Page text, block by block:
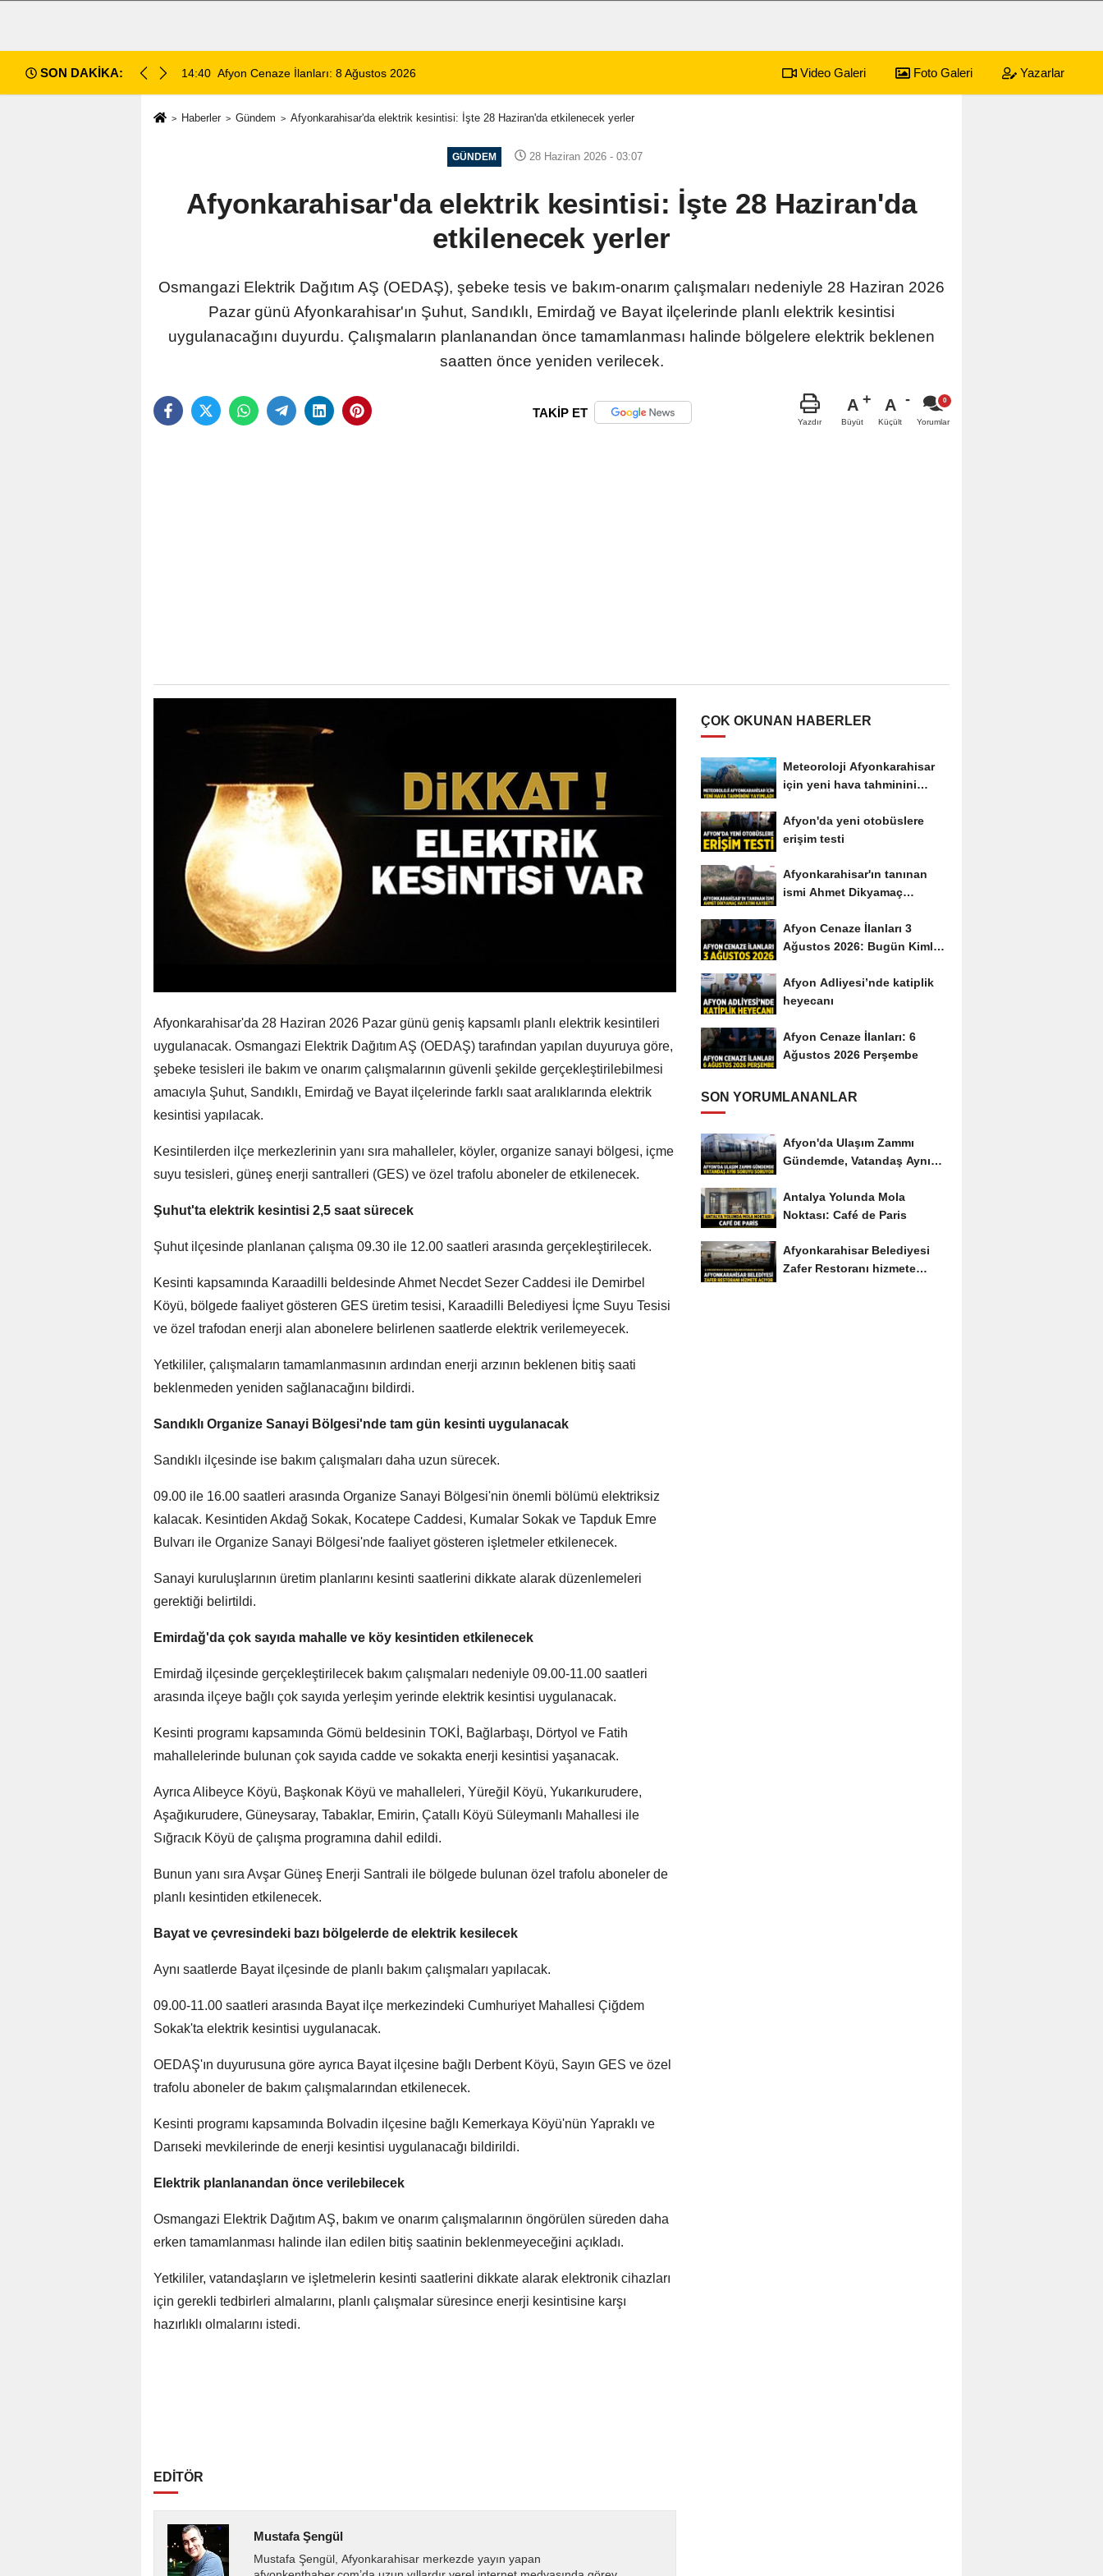
SON DAKİKA: 14:35 Sinanpaşa’da Otobüs Kazası: 1 Ölü, 15 Yaralı 8 Ağustos 2026 Afyonkarahisar Nöbetçi Eczaneler
Video Galeri Foto Galeri Yazarlar
Haberler Gündem Afyonkarahisar'da elektrik kesintisi: İşte 28 Haziran'da etkilenecek yerler
GÜNDEM 28 Haziran 2026 - 03:07
Afyonkarahisar'da elektrik kesintisi: İşte 28 Haziran'da
etkilenecek yerler
Osmangazi Elektrik Dağıtım AŞ (OEDAŞ), şebeke tesis ve bakım-onarım çalışmaları nedeniyle 28 Haziran 2026
Pazar günü Afyonkarahisar'ın Şuhut, Sandıklı, Emirdağ ve Bayat ilçelerinde planlı elektrik kesintisi
uygulanacağını duyurdu. Çalışmaların planlanandan önce tamamlanması halinde bölgelere elektrik beklenen
saatten önce yeniden verilecek.
TAKİP ET
Yazdır
A
Büyüt
A
Küçült Yorumlar
Afyonkarahisar'da 28 Haziran 2026 Pazar günü geniş kapsamlı planlı elektrik kesintileri
uygulanacak. Osmangazi Elektrik Dağıtım AŞ (OEDAŞ) tarafından yapılan duyuruya göre,
şebeke tesisleri ile bakım ve onarım çalışmalarının güvenli şekilde gerçekleştirilebilmesi
amacıyla Şuhut, Sandıklı, Emirdağ ve Bayat ilçelerinde farklı saat aralıklarında elektrik
kesintisi yapılacak.
Kesintilerden ilçe merkezlerinin yanı sıra mahalleler, köyler, organize sanayi bölgesi, içme
suyu tesisleri, güneş enerji santralleri (GES) ve özel trafolu aboneler de etkilenecek.
Şuhut'ta elektrik kesintisi 2,5 saat sürecek
Şuhut ilçesinde planlanan çalışma 09.30 ile 12.00 saatleri arasında gerçekleştirilecek.
Kesinti kapsamında Karaadilli beldesinde Ahmet Necdet Sezer Caddesi ile Demirbel
Köyü, bölgede faaliyet gösteren GES üretim tesisi, Karaadilli Belediyesi İçme Suyu Tesisi
ve özel trafodan enerji alan abonelere belirlenen saatlerde elektrik verilemeyecek.
Yetkililer, çalışmaların tamamlanmasının ardından enerji arzının beklenen bitiş saati
beklenmeden yeniden sağlanacağını bildirdi.
Sandıklı Organize Sanayi Bölgesi'nde tam gün kesinti uygulanacak
Sandıklı ilçesinde ise bakım çalışmaları daha uzun sürecek.
09.00 ile 16.00 saatleri arasında Organize Sanayi Bölgesi'nin önemli bölümü elektriksiz
kalacak. Kesintiden Akdağ Sokak, Kocatepe Caddesi, Kumalar Sokak ve Tapduk Emre
Bulvarı ile Organize Sanayi Bölgesi'nde faaliyet gösteren işletmeler etkilenecek.
Sanayi kuruluşlarının üretim planlarını kesinti saatlerini dikkate alarak düzenlemeleri
gerektiği belirtildi.
Emirdağ'da çok sayıda mahalle ve köy kesintiden etkilenecek
Emirdağ ilçesinde gerçekleştirilecek bakım çalışmaları nedeniyle 09.00-11.00 saatleri
arasında ilçeye bağlı çok sayıda yerleşim yerinde elektrik kesintisi uygulanacak.
Kesinti programı kapsamında Gömü beldesinin TOKİ, Bağlarbaşı, Dörtyol ve Fatih
mahallelerinde bulunan çok sayıda cadde ve sokakta enerji kesintisi yaşanacak.
Ayrıca Alibeyce Köyü, Başkonak Köyü ve mahalleleri, Yüreğil Köyü, Yukarıkurudere,
Aşağıkurudere, Güneysaray, Tabaklar, Emirin, Çatallı Köyü Süleymanlı Mahallesi ile
Sığracık Köyü de çalışma programına dahil edildi.
Bunun yanı sıra Avşar Güneş Enerji Santrali ile bölgede bulunan özel trafolu aboneler de
planlı kesintiden etkilenecek.
Bayat ve çevresindeki bazı bölgelerde de elektrik kesilecek
Aynı saatlerde Bayat ilçesinde de planlı bakım çalışmaları yapılacak.
09.00-11.00 saatleri arasında Bayat ilçe merkezindeki Cumhuriyet Mahallesi Çiğdem
Sokak'ta elektrik kesintisi uygulanacak.
OEDAŞ'ın duyurusuna göre ayrıca Bayat ilçesine bağlı Derbent Köyü, Sayın GES ve özel
trafolu aboneler de bakım çalışmalarından etkilenecek.
Kesinti programı kapsamında Bolvadin ilçesine bağlı Kemerkaya Köyü'nün Yapraklı ve
Darıseki mevkilerinde de enerji kesintisi uygulanacağı bildirildi.
Elektrik planlanandan önce verilebilecek
Osmangazi Elektrik Dağıtım AŞ, bakım ve onarım çalışmalarının öngörülen süreden daha
erken tamamlanması halinde ilan edilen bitiş saatinin beklenmeyeceğini açıkladı.
Yetkililer, vatandaşların ve işletmelerin kesinti saatlerini dikkate alarak elektronik cihazları
için gerekli tedbirleri almalarını, planlı çalışmalar süresince enerji kesintisine karşı
hazırlıklı olmalarını istedi.
EDİTÖR
Mustafa Şengül
Mustafa Şengül, Afyonkarahisar merkezde yayın yapan
ÇOK OKUNAN HABERLER
Meteoroloji Afyonkarahisar
için yeni hava tahminini
Afyon'da yeni otobüslere
erişim testi
Afyonkarahisar'ın tanınan
ismi Ahmet Dikyamaç
Afyon Cenaze İlanları 3
Ağustos 2026: Bugün Kimler
Afyon Adliyesi’nde katiplik
heyecanı
Afyon Cenaze İlanları: 6
Ağustos 2026 Perşembe
SON YORUMLANANLAR
Afyon'da Ulaşım Zammı
Gündemde, Vatandaş Aynı
Antalya Yolunda Mola
Noktası: Café de Paris
Afyonkarahisar Belediyesi
Zafer Restoranı hizmete